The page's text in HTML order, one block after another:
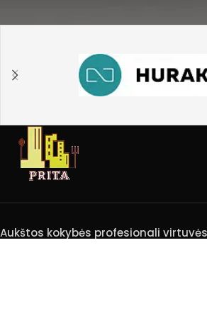
Aukštos kokybės profesionali